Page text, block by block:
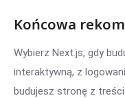
Końcowa
Wybierz Next.js, gdy
interaktywną, z
budujesz stronę z